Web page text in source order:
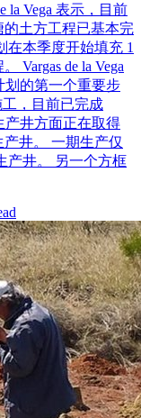
la Vega 表示，目前
土方工程已基本完
在本季度开始填充 1
Vargas de la Vega
划的第一个重要步
，目前已完成
产井方面正在取得
井。 一期生产仅
产井。 另一个方框